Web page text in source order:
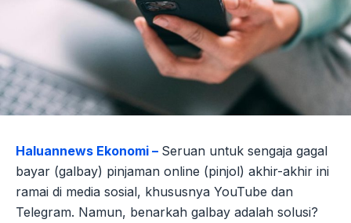
Haluannews Ekonomi – Seruan untuk sengaja gagal
bayar (galbay) pinjaman online (pinjol) akhir-akhir ini
ramai di media sosial, khususnya YouTube dan
Telegram. Namun, benarkah galbay adalah solusi?